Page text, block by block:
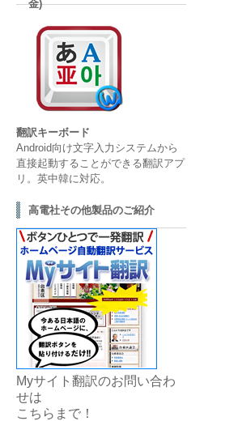
金)
翻訳キーボード
Android向け文字入力システムから
直接起動することができる翻訳アプ
リ。英中韓に対応。
高電社その他製品のご紹介
Myサイト翻訳のお問い合わ
せは
こちら まで！